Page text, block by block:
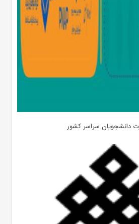
دانشجویان سراسر کشور